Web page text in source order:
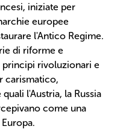
iniziate per
europee
l'Antico Regime.
di riforme e
rivoluzionari e
carismatico,
l'Austria, la Russia
come una